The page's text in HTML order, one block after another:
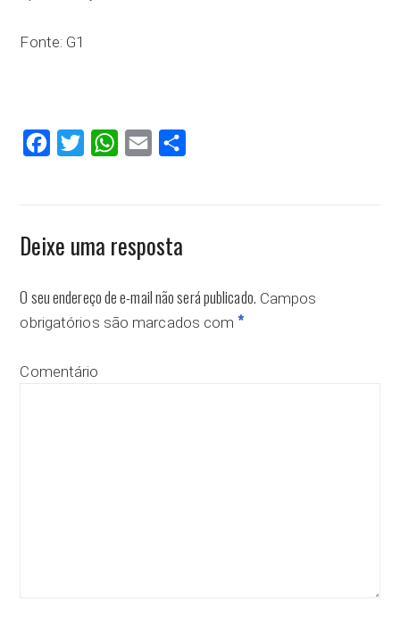
Fonte: G1
FacebookTwitter WhatsApp
Email
Deixe uma resposta
O seu endereço de e-mail não será publicado. Campos
obrigatórios são marcados com *
Comentário